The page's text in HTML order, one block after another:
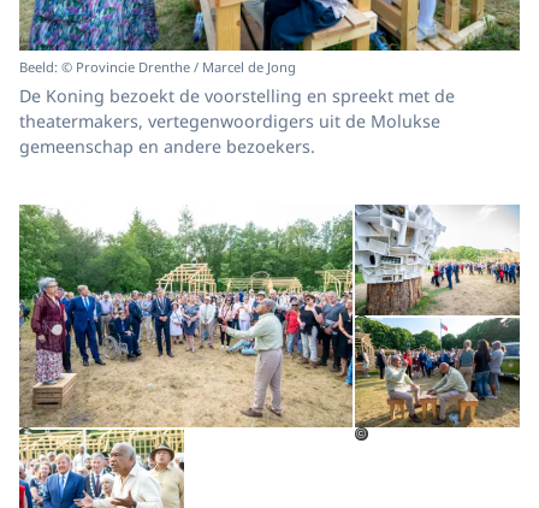
Beeld: © Provincie Drenthe / Marcel de Jong
De Koning bezoekt de voorstelling en spreekt met de
theatermakers, vertegenwoordigers uit de Molukse
gemeenschap en andere bezoekers.
Open de galerij in
©
©
©
Open de galerij in vergrote weergave